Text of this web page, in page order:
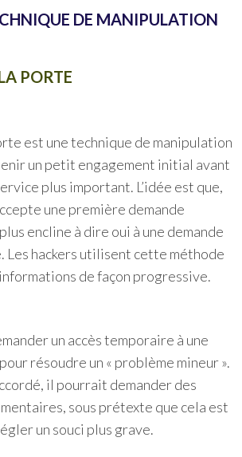
DE MANIPULATION
PORTE
est une technique de manipulation
un petit engagement initial avant
plus important. L’idée est que,
une première demande
encline à dire oui à une demande
Les hackers utilisent cette méthode
de façon progressive.
un accès temporaire à une
résoudre un « problème mineur ».
il pourrait demander des
sous prétexte que cela est
un souci plus grave.